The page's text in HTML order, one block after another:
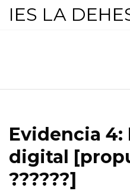
IES LA
Evidencia 4:
digital
??????]